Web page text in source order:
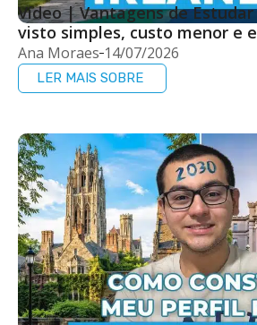
Vídeo | Vantagens de
visto simples, custo menor e
Ana Moraes 14/07/2026
LER MAIS SOBRE